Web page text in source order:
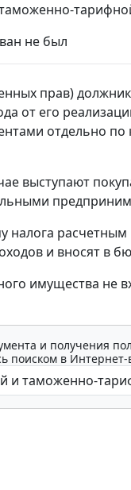
не был
прав)
от его
отдельно
выступают
налога
и вносят в
имущества не
и получения
поиском в